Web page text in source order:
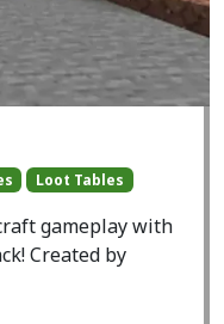
Loot Tables
gameplay with
Created by